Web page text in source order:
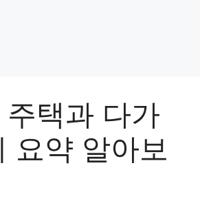
택과 다가
요약 알아보